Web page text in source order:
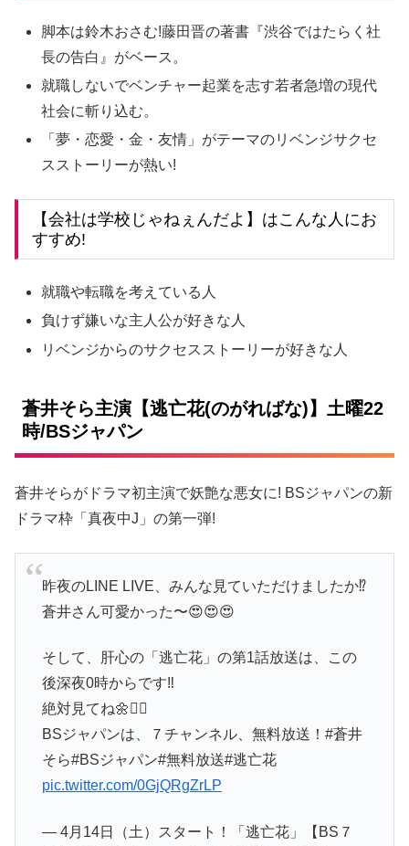
脚本は鈴木おさむ!藤田晋の著書『渋谷ではたらく社
長の告白』がベース。
就職しないでベンチャー起業を志す若者急増の現代
社会に斬り込む。
「夢・恋愛・金・友情」がテーマのリベンジサクセ
スストーリーが熱い!
【会社は学校じゃねぇんだよ】はこんな人にお
すすめ!
就職や転職を考えている人
負けず嫌いな主人公が好きな人
リベンジからのサクセスストーリーが好きな人
蒼井そら主演【逃亡花(のがればな)】土曜22
時/BSジャパン
蒼井そらがドラマ初主演で妖艶な悪女に! BSジャパンの新
ドラマ枠「真夜中J」の第一弾!
昨夜のLINE LIVE、みんな見ていただけましたか⁉
蒼井さん可愛かった〜😍😍😍
そして、肝心の「逃亡花」の第1話放送は、この
後深夜0時からです‼
絶対見てね🌼🙎‍♀️
BSジャパンは、７チャンネル、無料放送！#蒼井
そら#BSジャパン#無料放送#逃亡花
pic.twitter.com/0GjQRgZrLP
— 4月14日（土）スタート！「逃亡花」【BS７